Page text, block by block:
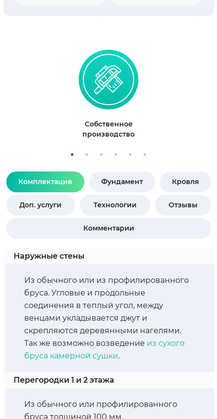
Собственное
производство
Комплектация Фундамент Кровля
Доп. услуги Технологии Отзывы
Комментарии
Наружные стены
Из обычного или из профилированного
бруса. Угловые и продольные
соединения в теплый угол, между
венцами укладывается джут и
скрепляются деревянными нагелями.
Так же возможно возведение из сухого
бруса камерной сушки.
Перегородки 1 и 2 этажа
Из обычного или профилированного
бруса толщиной 100 мм.